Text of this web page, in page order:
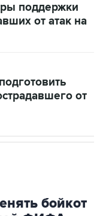
поддержки
от атак на
от
бойкот